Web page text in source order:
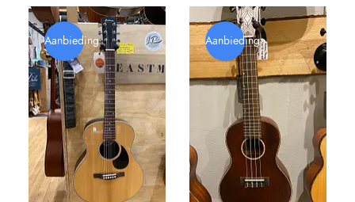
Aanbieding Aanbieding